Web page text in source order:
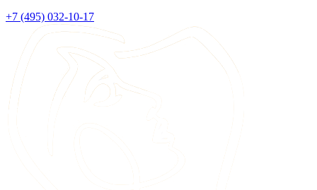
+7 (495) 032-10-17